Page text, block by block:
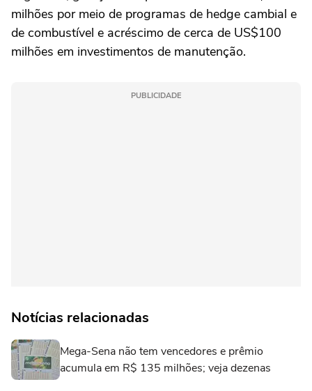
⁠milhões por meio de programas de hedge cambial e
de combustível ‌e acréscimo de cerca de US$100
milhões ⁠em investimentos de manutenção.
PUBLICIDADE
Notícias relacionadas
Mega-Sena não tem vencedores e prêmio
acumula em R$ 135 milhões; veja dezenas